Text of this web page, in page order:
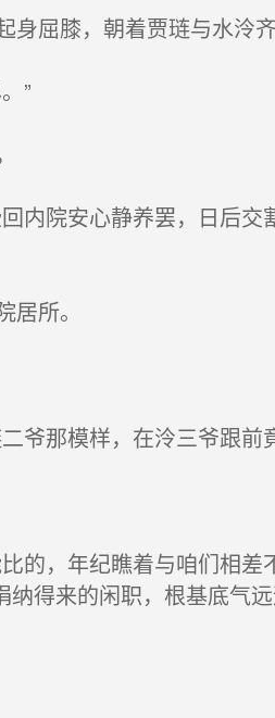
屈膝，朝着贾琏与水泠齐
”
内院安心静养罢，日后交
所。
爷那模样，在泠三爷跟前
的，年纪瞧着与咱们相差
得来的闲职，根基底气